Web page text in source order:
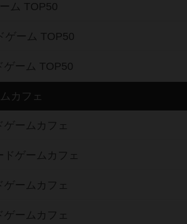
ム TOP50
ゲーム TOP50
ゲーム TOP50
カフェ
ゲームカフェ
ドゲームカフェ
ゲームカフェ
ゲームカフェ